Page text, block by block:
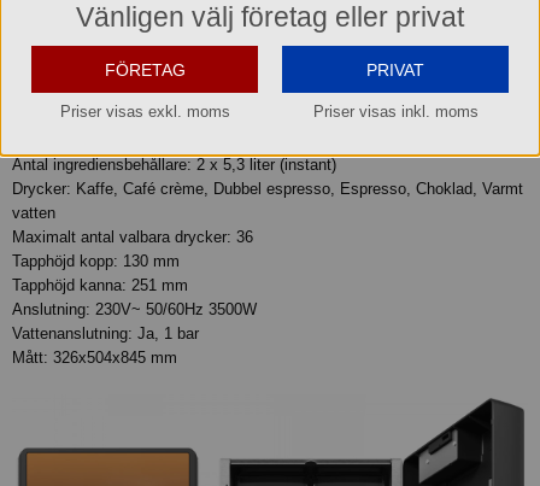
• Hög kapacitet
Denna maskin på 230V har en kapacitet på 44 liter per timme.
Finns också tillgänglig i en variant på 400V, med en kapacitet på 104 liter
per timme.
Antal ingrediensbehållare: 2 x 5,3 liter (instant)
Drycker: Kaffe, Café crème, Dubbel espresso, Espresso, Choklad, Varmt
vatten
Maximalt antal valbara drycker: 36
Tapphöjd kopp: 130 mm
Tapphöjd kanna: 251 mm
Anslutning: 230V~ 50/60Hz 3500W
Vattenanslutning: Ja, 1 bar
Mått: 326x504x845 mm
Vänligen välj företag eller privat
FÖRETAG
Priser visas exkl. moms
PRIVAT
Priser visas inkl. moms